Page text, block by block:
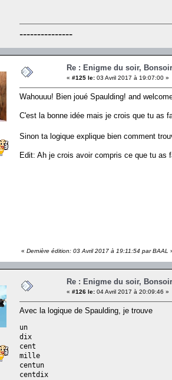
---------------
Re : Enigme du soir,
« #125 le: 03 Avril 2017 à 19:07:00 »
Wahouuu! Bien joué Spaulding! and
C'est la bonne idée mais je crois que tu as
Sinon ta logique explique bien comment
Edit: Ah je crois avoir compris ce que tu as
« Dernière édition: 03 Avril 2017 à 19:11:54 par BAAL
Re : Enigme du soir,
« #126 le: 04 Avril 2017 à 20:09:46 »
Avec la logique de Spaulding, je trouve
un
dix
cent
mille
centun
centdix